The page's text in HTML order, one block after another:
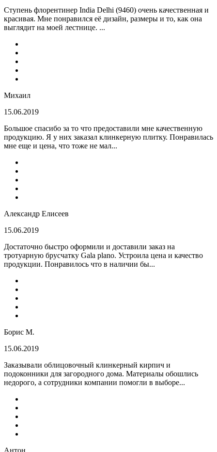
Ступень флорентинер India Delhi (9460) очень качественная и
красивая. Мне понравился её дизайн, размеры и то, как она
выглядит на моей лестнице. ...
Михаил
15.06.2019
Большое спасибо за то что предоставили мне качественную
продукцию. Я у них заказал клинкерную плитку. Понравилась
мне еще и цена, что тоже не мал...
Александр Елисеев
15.06.2019
Достаточно быстро оформили и доставили заказ на
тротуарную брусчатку Gala plano. Устроила цена и качество
продукции. Понравилось что в наличии бы...
Борис М.
15.06.2019
Заказывали облицовочный клинкерный кирпич и
подоконники для загородного дома. Материалы обошлись
недорого, а сотрудники компании помогли в выборе...
Антон